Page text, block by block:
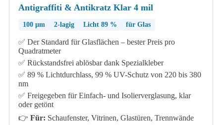
Antigraffiti & Antikratz Klar 4 mil
100 µm 2-lagig Licht 89 % für Glas
✅ Der Standard für Glasflächen – bester Preis pro
Quadratmeter
✅ Rückstandsfrei ablösbar dank Spezialkleber
✅ 89 % Lichtdurchlass, 99 % UV-Schutz von 220 bis 380
nm
✅ Freigegeben für Einfach- und Isolierverglasung, klar
oder getönt
👉 Für: Schaufenster, Vitrinen, Glastüren, Trennwände